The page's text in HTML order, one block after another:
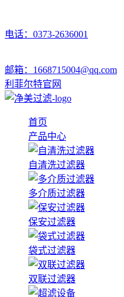
电话：0373-2636001
邮箱：1668715004@qq.com
利菲尔特官网
首页
产品中心
自清洗过滤器
多介质过滤器
保安过滤器
袋式过滤器
双联过滤器